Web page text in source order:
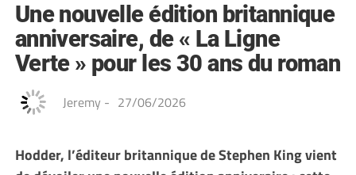
Une nouvelle édition britannique
anniversaire, de « La Ligne
Verte » pour les 30 ans du roman
Jeremy - 27/06/2026
Hodder, l’éditeur britannique de Stephen King vient